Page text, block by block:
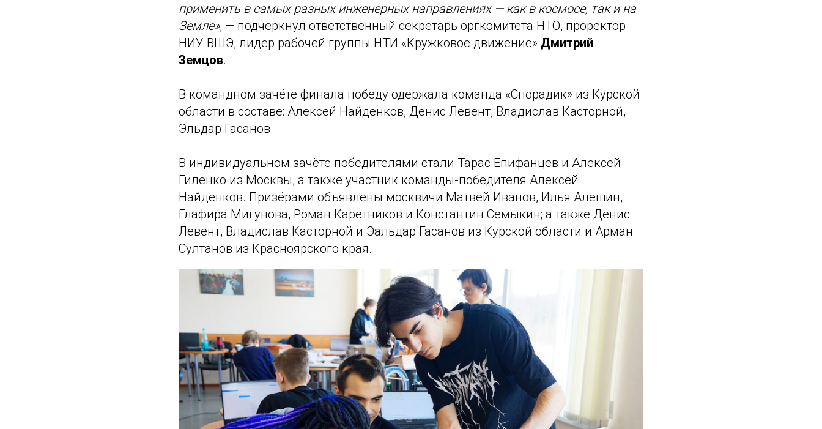
применить в самых разных инженерных направлениях — как в космосе, так и на
Земле», — подчеркнул ответственный секретарь оргкомитета НТО, проректор
НИУ ВШЭ, лидер рабочей группы НТИ «Кружковое движение» Дмитрий
Земцов.
В командном зачёте финала победу одержала команда «Спорадик» из Курской
области в составе: Алексей Найденков, Денис Левент, Владислав Касторной,
Эльдар Гасанов.
В индивидуальном зачёте победителями стали Тарас Епифанцев и Алексей
Гиленко из Москвы, а также участник команды-победителя Алексей
Найденков. Призёрами объявлены москвичи Матвей Иванов, Илья Алешин,
Глафира Мигунова, Роман Каретников и Константин Семыкин; а также Денис
Левент, Владислав Касторной и Эальдар Гасанов из Курской области и Арман
Султанов из Красноярского края.